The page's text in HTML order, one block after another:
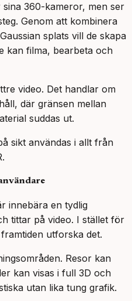
360-kameror, men ser
Genom att kombinera
splats vill de skapa
kan filma, bearbeta och
video. Det handlar om
där gränsen mellan
suddas ut.
sikt användas i allt från
innebära en tydlig
tittar på video. I stället för
utforska det.
Resor kan
kan visas i full 3D och
utan lika tung grafik.